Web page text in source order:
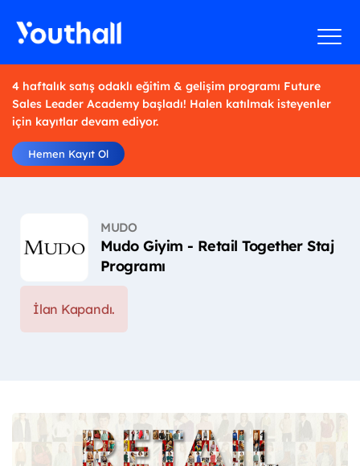
4 haftalık satış odaklı eğitim & gelişim programı Future
Sales Leader Academy başladı! Halen katılmak isteyenler
için kayıtlar devam ediyor.
Hemen Kayıt Ol
MUDO
Mudo Giyim - Retail Together Staj
Programı
İlan Kapandı.